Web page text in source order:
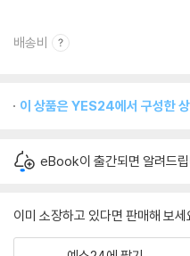
배송비
이 상품은 YES24에서 구성한
eBook이 출간되면 알려드
이미 소장하고 있다면 판매해 보세